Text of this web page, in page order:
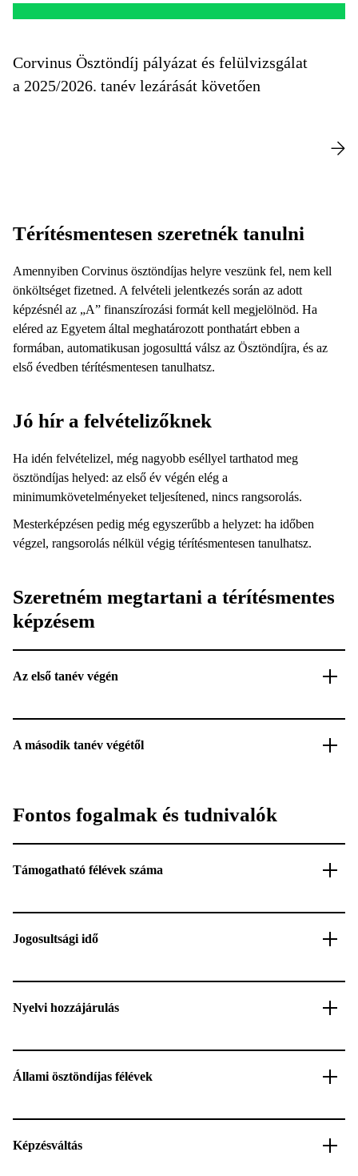
Corvinus Ösztöndíj pályázat és felülvizsgálat
a 2025/2026. tanév lezárását követően
Térítésmentesen szeretnék tanulni
Amennyiben Corvinus ösztöndíjas helyre veszünk fel, nem kell
önköltséget fizetned. A felvételi jelentkezés során az adott
képzésnél az „A” finanszírozási formát kell megjelölnöd. Ha
eléred az Egyetem által meghatározott ponthatárt ebben a
formában, automatikusan jogosulttá válsz az Ösztöndíjra, és az
első évedben térítésmentesen tanulhatsz.
Jó hír a felvételizőknek
Ha idén felvételizel, még nagyobb eséllyel tarthatod meg
ösztöndíjas helyed: az első év végén elég a
minimumkövetelményeket teljesítened, nincs rangsorolás.
Mesterképzésen pedig még egyszerűbb a helyzet: ha időben
végzel, rangsorolás nélkül végig térítésmentesen tanulhatsz.
Szeretném megtartani a térítésmentes
képzésem
Az első tanév végén
A második tanév végétől
Fontos fogalmak és tudnivalók
Támogatható félévek száma
Jogosultsági idő
Nyelvi hozzájárulás
Állami ösztöndíjas félévek
Képzésváltás